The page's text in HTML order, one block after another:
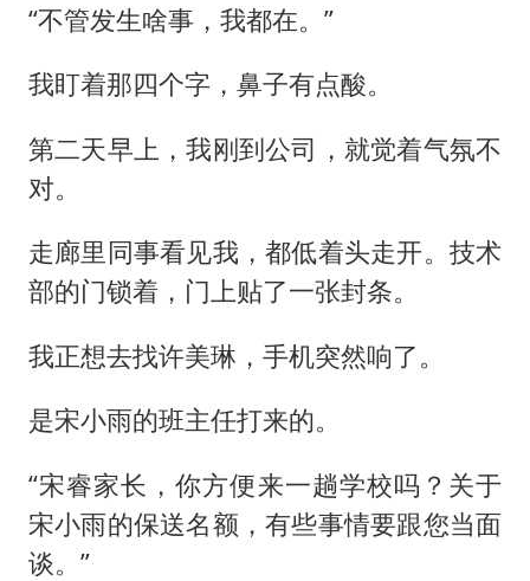
“不管发生啥事，我都在。”
我盯着那四个字，鼻子有点酸。
第二天早上，我刚到公司，就觉着气氛不
对。
走廊里同事看见我，都低着头走开。技术
部的门锁着，门上贴了一张封条。
我正想去找许美琳，手机突然响了。
是宋小雨的班主任打来的。
“宋睿家长，你方便来一趟学校吗？关于
宋小雨的保送名额，有些事情要跟您当面
谈。”